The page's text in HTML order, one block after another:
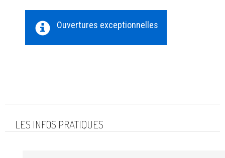
Ouvertures exceptionnelles
LES INFOS PRATIQUES